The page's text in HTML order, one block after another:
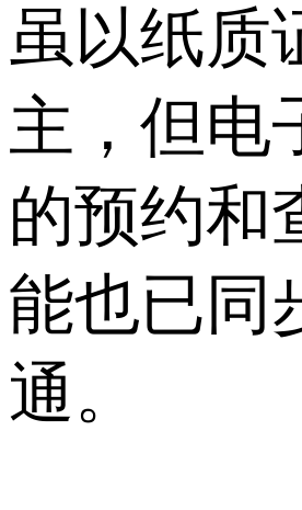
虽以纸质
主，但电
的预约和
能也已同
通。